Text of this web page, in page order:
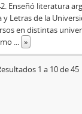
Enseñó literatura
y Letras de la
en distintas
... »
1 a 10 de 45